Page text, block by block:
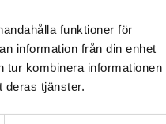
funktioner för
information från din enhet
tur kombinera informationen
deras tjänster.